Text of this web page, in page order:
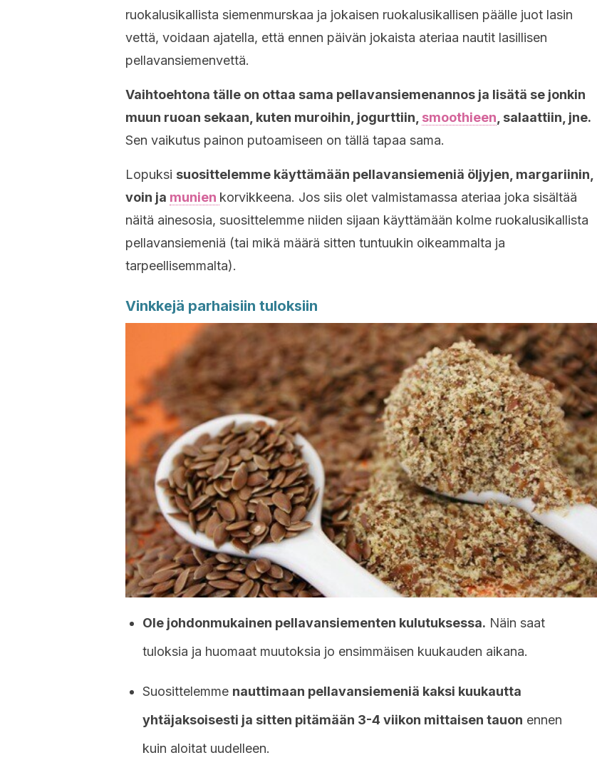
ruokalusikallista siemenmurskaa ja jokaisen ruokalusikallisen päälle juot lasin
vettä, voidaan ajatella, että ennen päivän jokaista ateriaa nautit lasillisen
pellavansiemenvettä.
Vaihtoehtona tälle on ottaa sama pellavansiemenannos ja lisätä se jonkin
muun ruoan sekaan, kuten muroihin, jogurttiin, smoothieen , salaattiin, jne.
Sen vaikutus painon putoamiseen on tällä tapaa sama.
Lopuksi suosittelemme käyttämään pellavansiemeniä öljyjen, margariinin,
voin ja munien korvikkeena. Jos siis olet valmistamassa ateriaa joka sisältää
näitä ainesosia, suosittelemme niiden sijaan käyttämään kolme ruokalusikallista
pellavansiemeniä (tai mikä määrä sitten tuntuukin oikeammalta ja
tarpeellisemmalta).
Vinkkejä parhaisiin tuloksiin
Ole johdonmukainen pellavansiementen kulutuksessa. Näin saat
tuloksia ja huomaat muutoksia jo ensimmäisen kuukauden aikana.
Suosittelemme nauttimaan pellavansiemeniä kaksi kuukautta
yhtäjaksoisesti ja sitten pitämään 3-4 viikon mittaisen tauon ennen
kuin aloitat uudelleen.